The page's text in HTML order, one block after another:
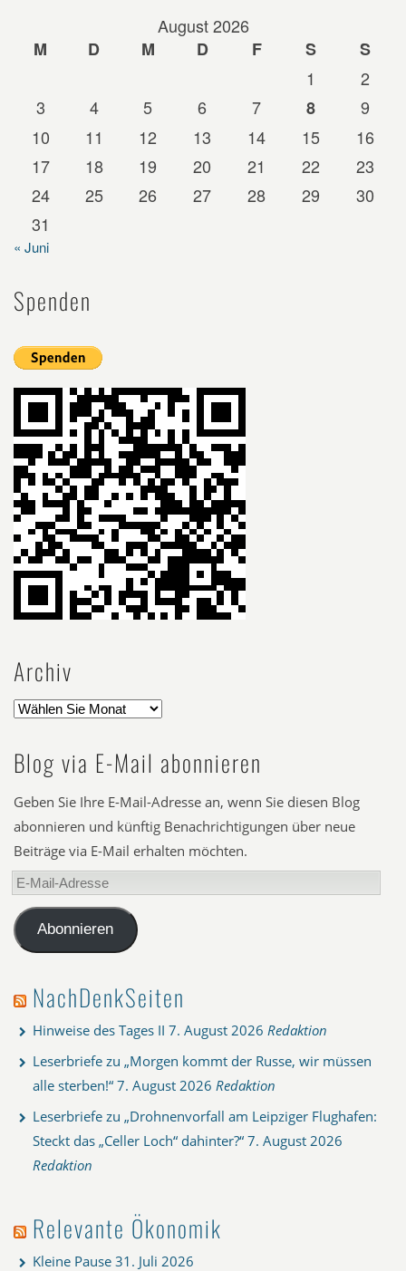
August 2026
M
D M D F S
S
1
2
3
4 5 6 7 8
9
10
11 12 13 14 15
16
17
18 19 20 21 22
23
24
25 26 27 28 29
30
31
« Juni
Spenden
Archiv
Blog via E-Mail abonnieren
Geben Sie Ihre E-Mail-Adresse an, wenn Sie diesen Blog
abonnieren und künftig Benachrichtigungen über neue
Beiträge via E-Mail erhalten möchten.
E-
Mail-
AdresseAbonnieren
NachDenkSeiten
Hinweise des Tages II 7. August 2026 Redaktion
Leserbriefe zu „Morgen kommt der Russe, wir müssen
alle sterben!“ 7. August 2026 Redaktion
Leserbriefe zu „Drohnenvorfall am Leipziger Flughafen:
Steckt das „Celler Loch“ dahinter?“ 7. August 2026
Redaktion
Relevante Ökonomik
Kleine Pause 31. Juli 2026